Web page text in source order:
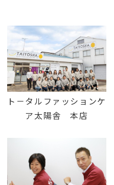
ト－タルファッションケ
ア太陽舎 本店